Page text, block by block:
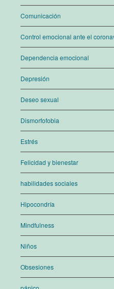
Comunicación
Control emocional ante el
Dependencia emocional
Depresión
Deseo sexual
Dismorfofobia
Estrés
Felicidad y bienestar
habilidades sociales
Hipocondría
Mindfulness
Niños
Obsesiones